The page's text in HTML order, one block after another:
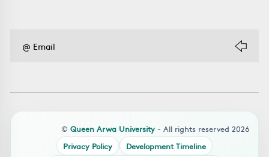
© Queen Arwa University - All rights reserved 2026
Privacy Policy
Development Timeline